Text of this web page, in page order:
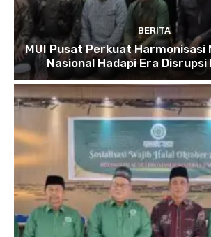
BERITA
MUI Pusat Perkuat Harmonisasi
Nasional Hadapi Era